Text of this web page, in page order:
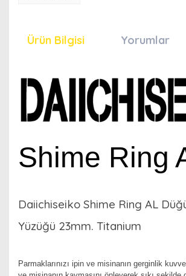
Ürün Bilgisi Yorumlar
Shime Ring
Daiichiseiko Shime Ring AL
Yüzüğü 23mm. Titanium
Parmaklarınızı ipin ve misinanın gerginlik